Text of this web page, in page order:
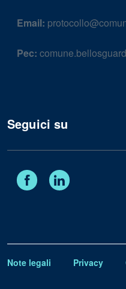
Email:
Pec:
Seguici su
Facebook
Note legali Privacy